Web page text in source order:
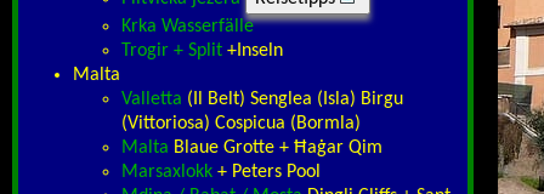
Krka Wasserfälle
Trogir + Split +Inseln
Malta
Valletta (Il Belt) Senglea (Isla) Birgu
(Vittoriosa) Cospicua (Bormla)
Malta Blaue Grotte + Ħaġar Qim
Marsaxlokk + Peters Pool